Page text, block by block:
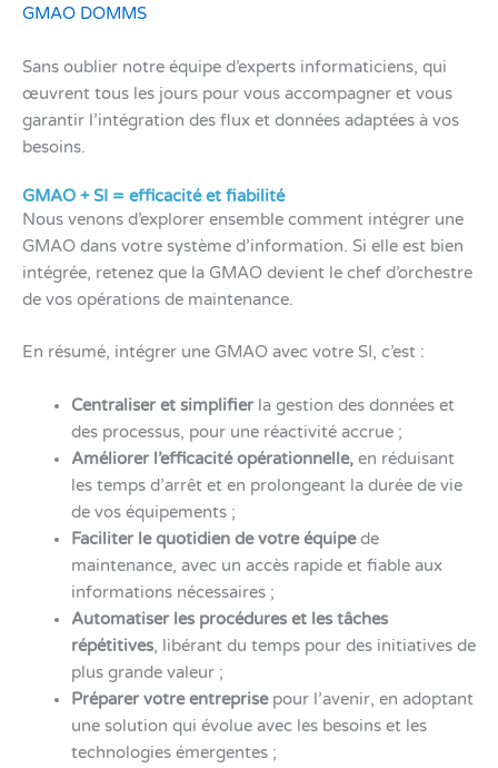
GMAO DOMMS
Sans oublier notre équipe d’experts informaticiens, qui
œuvrent tous les jours pour vous accompagner et vous
garantir l’intégration ​des flux et données adaptées à vos
besoins.
GMAO + SI = efficacité et fiabilité
Nous venons d’explorer ensemble comment intégrer une
GMAO dans votre système d’information. Si elle est bien
intégrée, retenez que la GMAO devient le chef d’orchestre
de vos opérations de maintenance.
En résumé, intégrer une GMAO avec votre SI, c’est :
Centraliser et simplifierla gestion des données et
des processus, pour une réactivité accrue ;
Améliorer l’efficacité opérationnelle,en réduisant
les temps d’arrêt et en prolongeant la durée de vie
de vos équipements ;
Faciliter le quotidien de votre équipede
maintenance, avec un accès rapide et fiable aux
informations nécessaires ;
Automatiser les procédures et les tâches
répétitives, libérant du temps pour des initiatives de
plus grande valeur ;
Préparer votre entreprisepour l’avenir, en adoptant
une solution qui évolue avec les besoins et les
technologies émergentes ;